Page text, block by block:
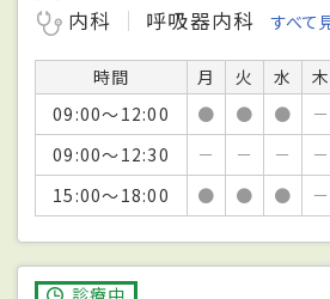
内科
呼吸器内科 すべて
時間 月 火 水 木
09:00～12:00
● ● ● －
09:00～12:30
－ － － －
15:00～18:00
● ● ● －